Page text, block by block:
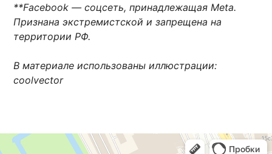
**Facebook — соцсеть, принадлежащая Meta.
Признана экстремистской и запрещена на
территории РФ.
В материале использованы иллюстрации:
coolvector